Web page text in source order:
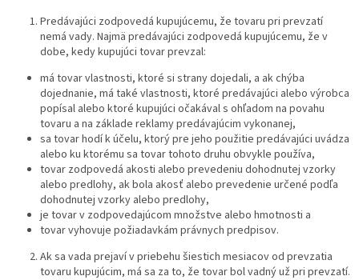
Predávajúci zodpovedá kupujúcemu, že tovaru pri prevzatí
nemá vady. Najmä predávajúci zodpovedá kupujúcemu, že v
dobe, kedy kupujúci tovar prevzal:
má tovar vlastnosti, ktoré si strany dojedali, a ak chýba
dojednanie, má také vlastnosti, ktoré predávajúci alebo výrobca
popísal alebo ktoré kupujúci očakával s ohľadom na povahu
tovaru a na základe reklamy predávajúcim vykonanej,
sa tovar hodí k účelu, ktorý pre jeho použitie predávajúci uvádza
alebo ku ktorému sa tovar tohoto druhu obvykle používa,
tovar zodpovedá akosti alebo prevedeniu dohodnutej vzorky
alebo predlohy, ak bola akosť alebo prevedenie určené podľa
dohodnutej vzorky alebo predlohy,
je tovar v zodpovedajúcom množstve alebo hmotnosti a
tovar vyhovuje požiadavkám právnych predpisov.
Ak sa vada prejaví v priebehu šiestich mesiacov od prevzatia
tovaru kupujúcim, má sa za to, že tovar bol vadný už pri prevzatí.